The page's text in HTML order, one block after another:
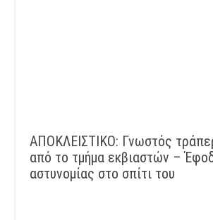
ΑΠΟΚΛΕΙΣΤΙΚΟ: Γνωστός
από το τμήμα εκβιαστών –
αστυνομίας στο σπίτι του